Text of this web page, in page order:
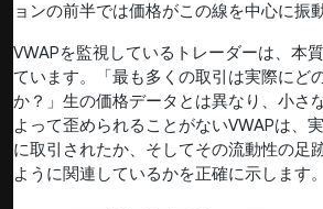
ョンの前半では価格がこの線を中心に振
VWAPを監視しているトレーダーは、本
ています。「最も多くの取引は実際にど
か？」生の価格データとは異なり、小さ
よって歪められることがないVWAPは、
に取引されたか、そしてその流動性の足
ように関連しているかを正確に示します。